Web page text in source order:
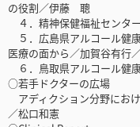
の役割／伊藤 聰
４．精神保健福祉センタ
５．広島県アルコール健
医療の面から／加賀谷有行
６．鳥取県アルコール健
○若手ドクターの広場
アディクション分野にお
／松口和憲